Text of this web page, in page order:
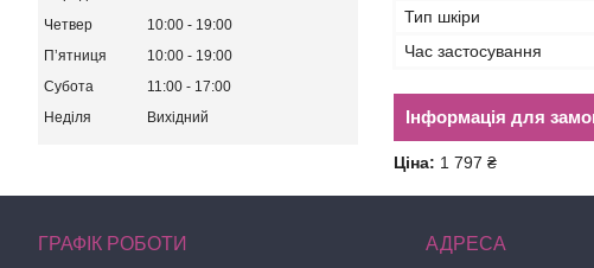
Тип шкіри
Час застосування
Інформація для
Ціна: 1 797 ₴
Четвер
10:00
19:00
Пʼятниця
10:00
19:00
Субота
11:00
17:00
Неділя
Вихідний
ГРАФІК РОБОТИ